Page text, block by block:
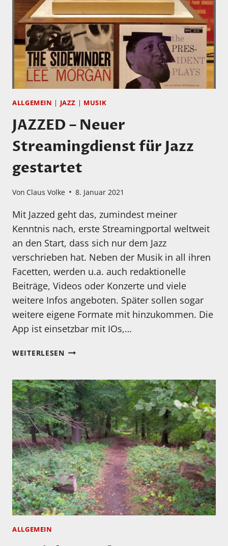
MUSICIANS
FEAT.
EVAN
PARKER
+
RIOT
ENSEMBLE
ALLGEMEIN | JAZZ | MUSIK
JAZZED – Neuer
Streamingdienst für Jazz
gestartet
Von Claus Volke 8. Januar 2021
Mit Jazzed geht das, zumindest meiner
Kenntnis nach, erste Streamingportal weltweit
an den Start, dass sich nur dem Jazz
verschrieben hat. Neben der Musik in all ihren
Facetten, werden u.a. auch redaktionelle
Beiträge, Videos oder Konzerte und viele
weitere Infos angeboten. Später sollen sogar
weitere eigene Formate mit hinzukommen. Die
App ist einsetzbar mit IOs,…
WEITERLESENJAZZED
STREAMINGDIENST
FÜR
JAZZ
GESTARTET
ALLGEMEIN